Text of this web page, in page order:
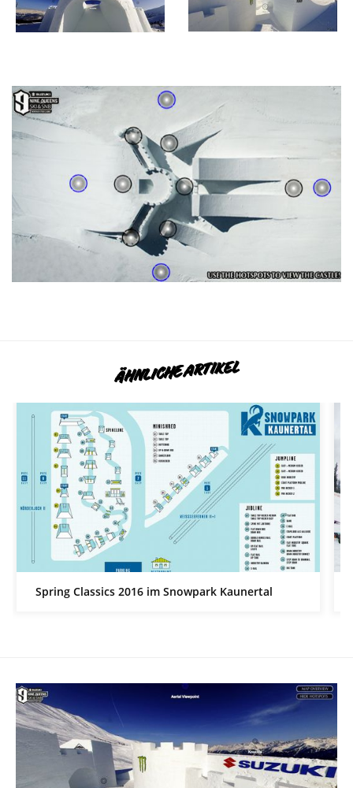
ÄHNLICHE ARTIKEL
Spring Classics 2016 im Snowpark Kaunertal